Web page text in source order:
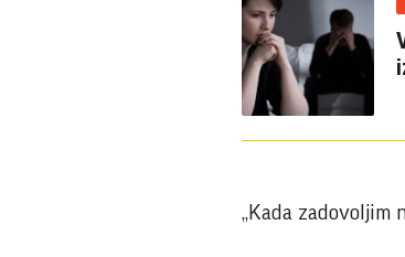
„Kada zadovoljim